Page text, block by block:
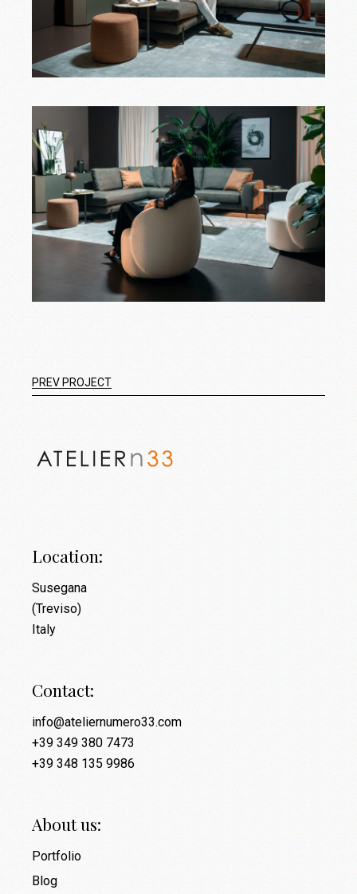
PREV PROJECT
Location:
Susegana
(Treviso)
Italy
Contact:
info@ateliernumero33.com
+39 349 380 7473
+39 348 135 9986
About us:
Portfolio
Blog